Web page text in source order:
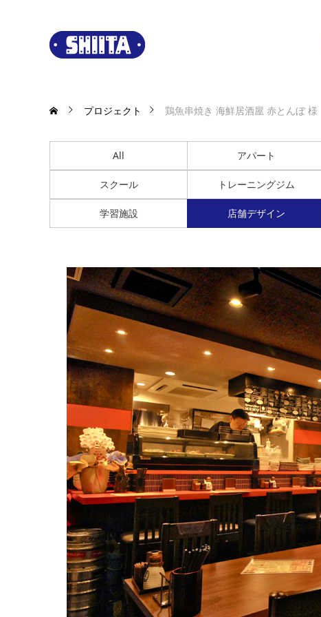
プロジェクト 鶏魚串焼き 海鮮居酒屋 赤とんぼ 様
All アパート
スクール トレーニングジム
学習施設 店舗デザイン